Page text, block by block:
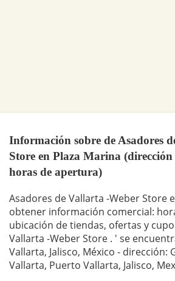
Información sobre de Asadores
Store en Plaza Marina
horas de apertura)
Asadores de Vallarta -Weber Store
obtener información comercial:
ubicación de tiendas, ofertas y
Vallarta -Weber Store . ' se
Vallarta, Jalisco, México - dirección:
Vallarta, Puerto Vallarta, Jalisco,